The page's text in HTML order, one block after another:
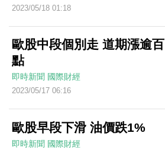
2023/05/18 01:18
歐股中段個別走 道期漲逾百
點
即時新聞 國際財經
2023/05/17 06:16
歐股早段下滑 油價跌1%
即時新聞 國際財經